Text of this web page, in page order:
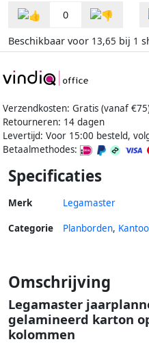
0
Beschikbaar voor 13,65 bij 1
Verzendkosten: Gratis (vanaf
Retourneren: 14 dagen
Levertijd: Voor 15:00 besteld,
Betaalmethodes:
Specificaties
Merk Legamaster
Categorie Planborden,
Omschrijving
Legamaster
gelamineerd karton
kolommen